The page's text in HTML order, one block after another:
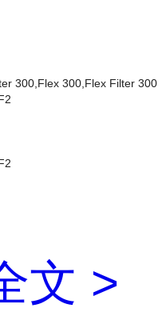
300,Flex 300,Flex Filter 300
文 >